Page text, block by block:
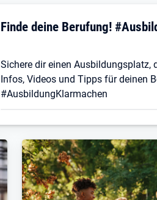
Finde deine Berufung!
Sichere dir einen Ausbildungsplatz,
Infos, Videos und Tipps für deinen
#AusbildungKlarmachen